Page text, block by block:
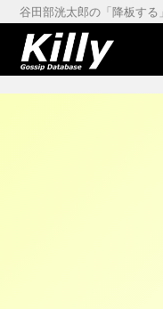
谷田部洸太郎の「降板す